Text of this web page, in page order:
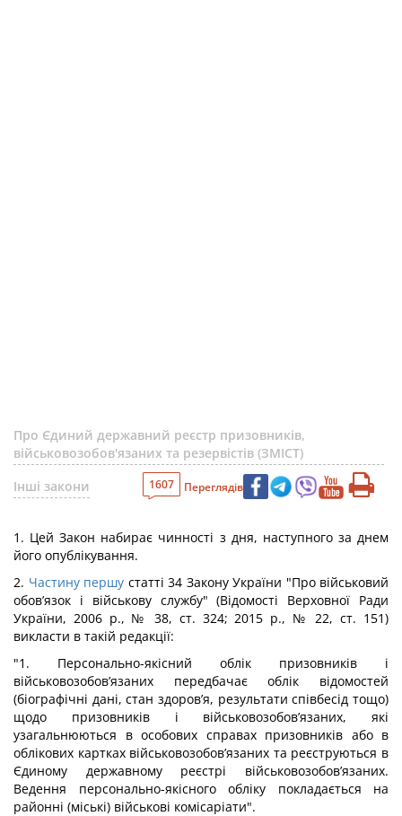
Про Єдиний державний реєстр призовників,
військовозобов'язаних та резервістів (ЗМІСТ)
Інші закони
1607 Переглядів
1. Цей Закон набирає чинності з дня, наступного за днем
його опублікування.
2. Частину першу статті 34 Закону України "Про військовий
обов’язок і військову службу" (Відомості Верховної Ради
України, 2006 p., № 38, ст. 324; 2015 p., № 22, ст. 151)
викласти в такій редакції:
"1. Персонально-якісний облік призовників і
військовозобов’язаних передбачає облік відомостей
(біографічні дані, стан здоров’я, результати співбесід тощо)
щодо призовників і військовозобов’язаних, які
узагальнюються в особових справах призовників або в
облікових картках військовозобов’язаних та реєструються в
Єдиному державному реєстрі військовозобов’язаних.
Ведення персонально-якісного обліку покладається на
районні (міські) військові комісаріати".